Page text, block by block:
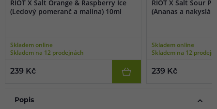
RIOT X Salt Orange & Raspberry Ice
(Ledový pomeranč a malina) 10ml
Skladem online
Skladem na 12 prodejnách
239 Kč
RIOT X Salt Sour
(Ananas a nakyslá
Skladem online
Skladem na 12
239 Kč
Popis